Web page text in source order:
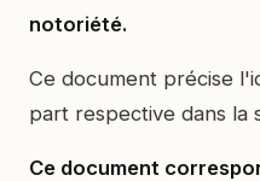
notoriété.
Ce document précise
part respective dans la
Ce document